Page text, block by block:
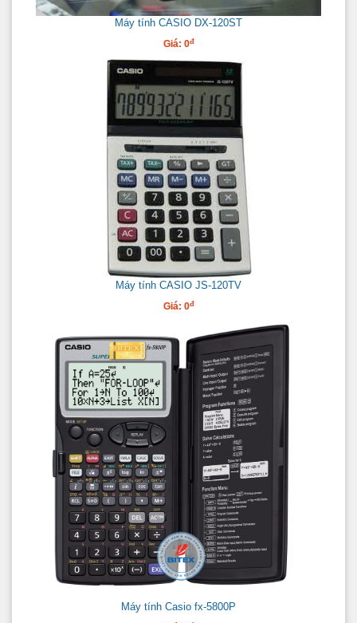
Máy tính CASIO DX-120ST
Giá: 0đ
Máy tính CASIO JS-120TV
Giá: 0đ
Máy tính Casio fx-5800P